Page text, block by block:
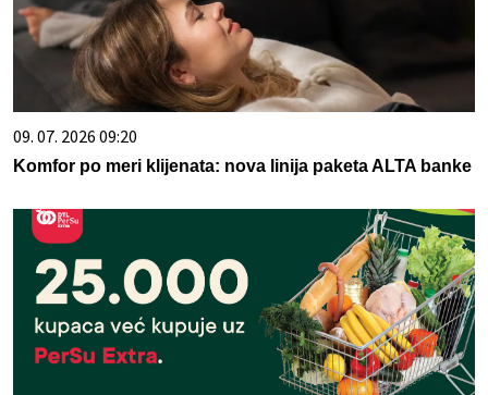
09. 07. 2026 09:20
Komfor po meri klijenata: nova linija paketa ALTA banke